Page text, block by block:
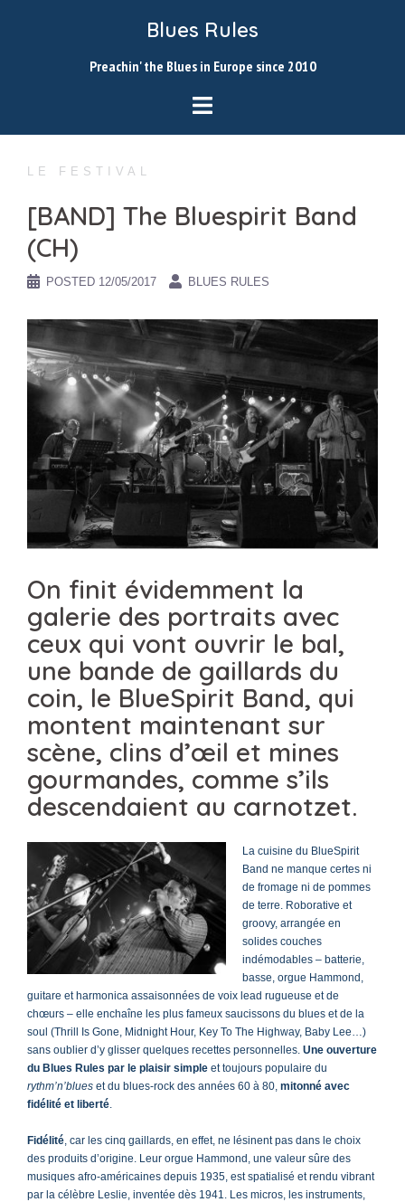
Blues Rules
Preachin' the Blues in Europe since 2010
LE FESTIVAL
[BAND] The Bluespirit Band
(CH)
POSTED 12/05/2017 BLUES RULES
On finit évidemment la
galerie des portraits avec
ceux qui vont ouvrir le bal,
une bande de gaillards du
coin, le BlueSpirit Band, qui
montent maintenant sur
scène, clins d’œil et mines
gourmandes, comme s’ils
descendaient au carnotzet.
La cuisine du BlueSpirit
Band ne manque certes ni
de fromage ni de pommes
de terre. Roborative et
groovy, arrangée en
solides couches
indémodables – batterie,
basse, orgue Hammond,
guitare et harmonica assaisonnées de voix lead rugueuse et de
chœurs – elle enchaîne les plus fameux saucissons du blues et de la
soul (Thrill Is Gone, Midnight Hour, Key To The Highway, Baby Lee…)
sans oublier d’y glisser quelques recettes personnelles. Une ouverture
du Blues Rules par le plaisir simple et toujours populaire du
rythm’n’blues et du blues-rock des années 60 à 80, mitonné avec
fidélité et liberté.
Fidélité, car les cinq gaillards, en effet, ne lésinent pas dans le choix
des produits d’origine. Leur orgue Hammond, une valeur sûre des
musiques afro-américaines depuis 1935, est spatialisé et rendu vibrant
par la célèbre Leslie, inventée dès 1941. Les micros, les instruments,